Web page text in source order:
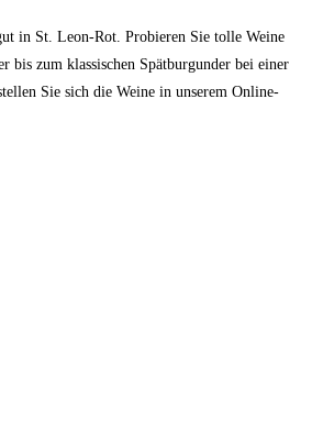
in St. Leon-Rot. Probieren Sie tolle Weine
bis zum klassischen Spätburgunder bei einer
Sie sich die Weine in unserem Online-